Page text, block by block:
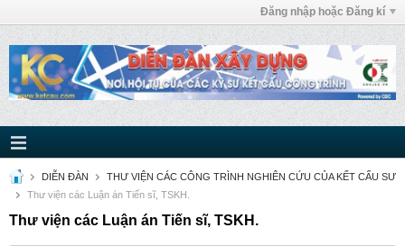
Đăng nhập hoặc Đăng kí
DIỄN ĐÀN
THƯ VIỆN CÁC CÔNG TRÌNH NGHIÊN CỨU CỦA KẾT CẤU SƯ
Thư viện các Luận án Tiến sĩ, TSKH.
Thư viện các Luận án Tiến sĩ, TSKH.